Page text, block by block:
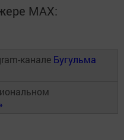
MАХ:
канале Бугульма